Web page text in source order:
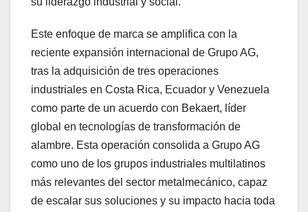
Este enfoque de marca se amplifica con la
reciente expansión internacional de Grupo AG,
tras la adquisición de tres operaciones
industriales en Costa Rica, Ecuador y Venezuela
como parte de un acuerdo con Bekaert, líder
global en tecnologías de transformación de
alambre. Esta operación consolida a Grupo AG
como uno de los grupos industriales multilatinos
más relevantes del sector metalmecánico, capaz
de escalar sus soluciones y su impacto hacia toda